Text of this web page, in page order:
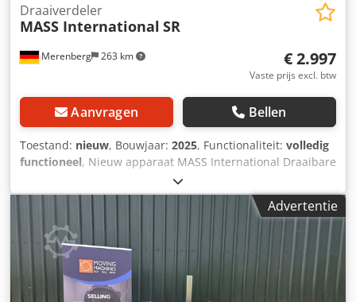
Merenberg 263 km
Draaiverdeler
MASS International SR
€ 2.997
Vaste prijs excl. btw
Aanvragen Bellen
Toestand: nieuw, Bouwjaar: 2025, Functionaliteit: volledig
functioneel, Nieuw apparaat MASS International Draaibare
verdelingseenheid SR Touchbediening Motor 400V, 50Hz
360° werkbereik Traploze hoogte- en hellingsverstelling
Bediening via vrij instelbare tijden Dodpfxozkr D Hs Adrock
of via potentiaalvrije contacten in hoogte verstelbare
afgiftehoogte 1100 – 1400 mm in hoogte verstelbare
ontvangsthoogte 600 – 900 mm Breedte van de trechter
500 mm, aflopend naar 200 mm Totale breedte van de
constructie 500 mm
Advertentie